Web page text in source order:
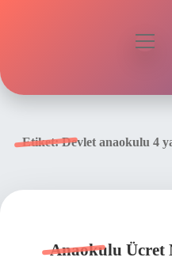
Etiket:Devlet anaokulu 4
Anaokulu Ücret